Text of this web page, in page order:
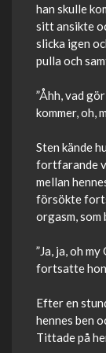
han skulle
sitt ansikte
slicka igen
pulla och
”Åhh, vad
kommer, oh,
Sten kände
fortfarande
mellan
försökte
orgasm,
”Ja, ja, oh my
fortsatte
Efter en
hennes ben
Tittade på